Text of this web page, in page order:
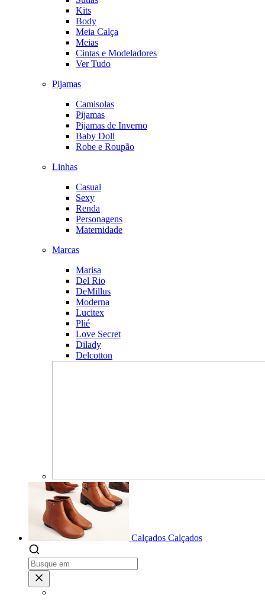
Kits
Body
Meia Calça
Meias
Cintas e Modeladores
Ver Tudo
Pijamas
Camisolas
Pijamas
Pijamas de Inverno
Baby Doll
Robe e Roupão
Linhas
Casual
Sexy
Renda
Personagens
Maternidade
Marcas
Marisa
Del Rio
DeMillus
Moderna
Lucitex
Plié
Love Secret
Dilady
Delcotton
Calçados Calçados